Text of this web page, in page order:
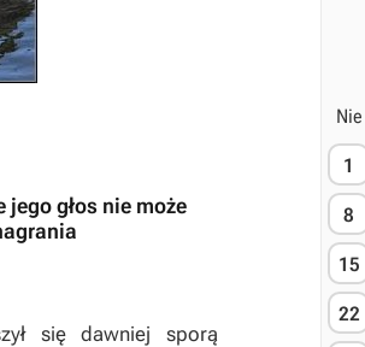
jego głos nie może
się dawniej sporą
Nie
1
8
15
22